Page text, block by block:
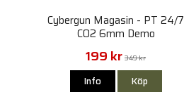
Cybergun Magasin - PT 24/7
CO2 6mm Demo
199 kr 349 kr
Info Köp